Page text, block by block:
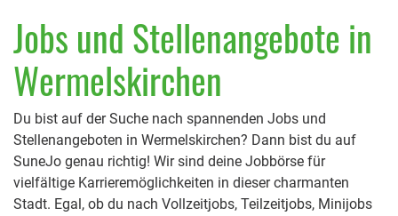
Jobs und Stellenangebote in
Wermelskirchen
Du bist auf der Suche nach spannenden Jobs und
Stellenangeboten in Wermelskirchen? Dann bist du auf
SuneJo genau richtig! Wir sind deine Jobbörse für
vielfältige Karrieremöglichkeiten in dieser charmanten
Stadt. Egal, ob du nach Vollzeitjobs, Teilzeitjobs, Minijobs